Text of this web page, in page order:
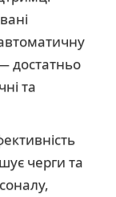
достатньо
та
черги та